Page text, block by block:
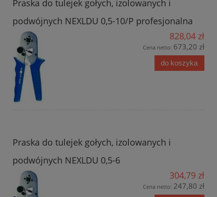
Praska do tulejek gołych, izolowanych i
podwójnych NEXLDU 0,5-10/P profesjonalna
828,04 zł
Cena netto: 673,20 zł
do koszyka
Praska do tulejek gołych, izolowanych i
podwójnych NEXLDU 0,5-6
304,79 zł
Cena netto: 247,80 zł